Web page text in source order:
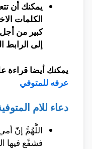
يمكنك أن
الكلمات
كبير من
إلى الرابط
يمكنك أيضا قراءة
عرفه للمتوفي
دعاء للام
اللَّهُمَّ إنّ
فشفّع فيها